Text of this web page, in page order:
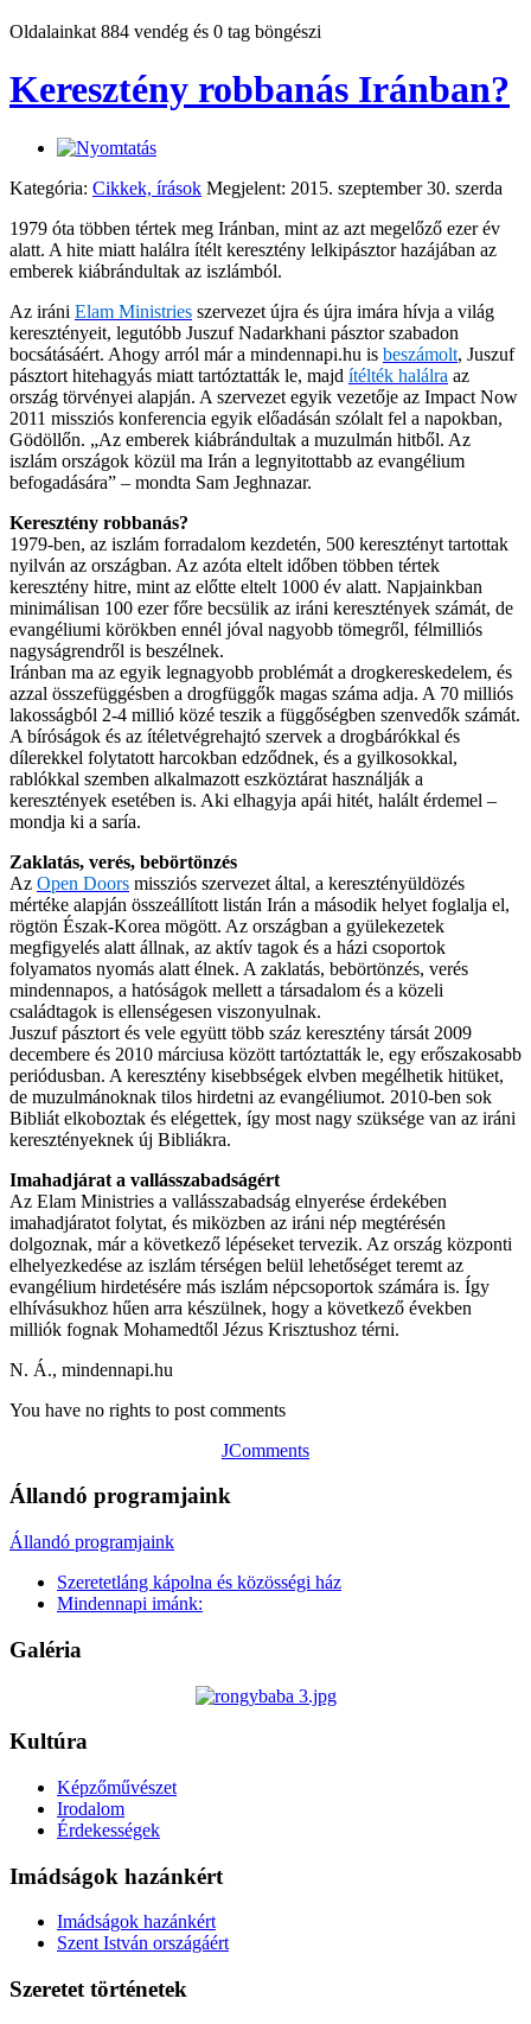
Oldalainkat 884 vendég és 0 tag böngészi
Keresztény robbanás Iránban?
Kategória: Cikkek, írások Megjelent: 2015. szeptember 30. szerda
1979 óta többen tértek meg Iránban, mint az azt megelőző ezer év
alatt. A hite miatt halálra ítélt keresztény lelkipásztor hazájában az
emberek kiábrándultak az iszlámból.
Az iráni Elam Ministries szervezet újra és újra imára hívja a világ
keresztényeit, legutóbb Juszuf Nadarkhani pásztor szabadon
bocsátásáért. Ahogy arról már a mindennapi.hu is beszámolt, Juszuf
pásztort hitehagyás miatt tartóztatták le, majd ítélték halálra az
ország törvényei alapján. A szervezet egyik vezetője az Impact Now
2011 missziós konferencia egyik előadásán szólalt fel a napokban,
Gödöllőn. „Az emberek kiábrándultak a muzulmán hitből. Az
iszlám országok közül ma Irán a legnyitottabb az evangélium
befogadására” – mondta Sam Jeghnazar.
Keresztény robbanás?
1979-ben, az iszlám forradalom kezdetén, 500 keresztényt tartottak
nyilván az országban. Az azóta eltelt időben többen tértek
keresztény hitre, mint az előtte eltelt 1000 év alatt. Napjainkban
minimálisan 100 ezer főre becsülik az iráni keresztények számát, de
evangéliumi körökben ennél jóval nagyobb tömegről, félmilliós
nagyságrendről is beszélnek.
Iránban ma az egyik legnagyobb problémát a drogkereskedelem, és
azzal összefüggésben a drogfüggők magas száma adja. A 70 milliós
lakosságból 2-4 millió közé teszik a függőségben szenvedők számát.
A bíróságok és az ítéletvégrehajtó szervek a drogbárókkal és
dílerekkel folytatott harcokban edződnek, és a gyilkosokkal,
rablókkal szemben alkalmazott eszköztárat használják a
keresztények esetében is. Aki elhagyja apái hitét, halált érdemel –
mondja ki a saría.
Zaklatás, verés, bebörtönzés
Az Open Doors missziós szervezet által, a keresztényüldözés
mértéke alapján összeállított listán Irán a második helyet foglalja el,
rögtön Észak-Korea mögött. Az országban a gyülekezetek
megfigyelés alatt állnak, az aktív tagok és a házi csoportok
folyamatos nyomás alatt élnek. A zaklatás, bebörtönzés, verés
mindennapos, a hatóságok mellett a társadalom és a közeli
családtagok is ellenségesen viszonyulnak.
Juszuf pásztort és vele együtt több száz keresztény társát 2009
decembere és 2010 márciusa között tartóztatták le, egy erőszakosabb
periódusban. A keresztény kisebbségek elvben megélhetik hitüket,
de muzulmánoknak tilos hirdetni az evangéliumot. 2010-ben sok
Bibliát elkoboztak és elégettek, így most nagy szüksége van az iráni
keresztényeknek új Bibliákra.
Imahadjárat a vallásszabadságért
Az Elam Ministries a vallásszabadság elnyerése érdekében
imahadjáratot folytat, és miközben az iráni nép megtérésén
dolgoznak, már a következő lépéseket tervezik. Az ország központi
elhelyezkedése az iszlám térségen belül lehetőséget teremt az
evangélium hirdetésére más iszlám népcsoportok számára is. Így
elhívásukhoz hűen arra készülnek, hogy a következő években
milliók fognak Mohamedtől Jézus Krisztushoz térni.
N. Á., mindennapi.hu
You have no rights to post comments
JComments
Állandó programjaink
Állandó programjaink
Szeretetláng kápolna és közösségi ház
Mindennapi imánk:
Galéria
Kultúra
Képzőművészet
Irodalom
Érdekességek
Imádságok hazánkért
Imádságok hazánkért
Szent István országáért
Szeretet történetek